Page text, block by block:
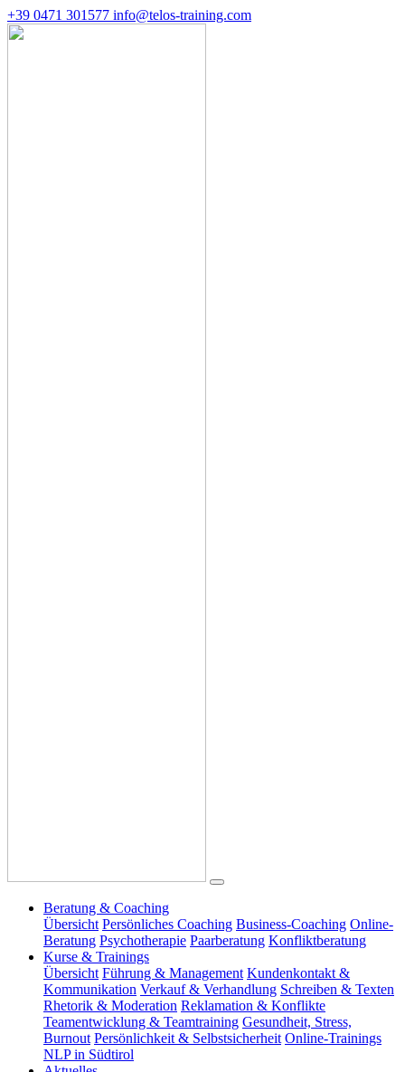
+39 0471 301577 info@telos-training.com
Beratung & Coaching
Übersicht Persönliches Coaching Business-Coaching Online-
Beratung Psychotherapie Paarberatung Konfliktberatung
Kurse & Trainings
Übersicht Führung & Management Kundenkontakt &
Kommunikation Verkauf & Verhandlung Schreiben & Texten
Rhetorik & Moderation Reklamation & Konflikte
Teamentwicklung & Teamtraining Gesundheit, Stress,
Burnout Persönlichkeit & Selbstsicherheit Online-Trainings
NLP in Südtirol